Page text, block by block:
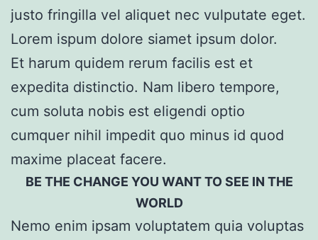
justo fringilla vel aliquet nec vulputate eget.
Lorem ispum dolore siamet ipsum dolor.
Et harum quidem rerum facilis est et
expedita distinctio. Nam libero tempore,
cum soluta nobis est eligendi optio
cumquer nihil impedit quo minus id quod
maxime placeat facere.
BE THE CHANGE YOU WANT TO SEE IN THE
WORLD
Nemo enim ipsam voluptatem quia voluptas